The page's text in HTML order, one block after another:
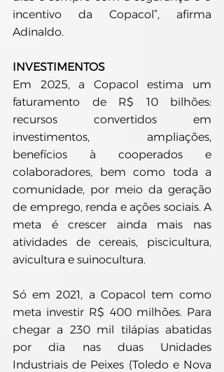
incentivo da Copacol”, afirma
Adinaldo.
INVESTIMENTOS
Em 2025, a Copacol estima um
faturamento de R$ 10 bilhões:
recursos convertidos em
investimentos, ampliações,
benefícios à cooperados e
colaboradores, bem como toda a
comunidade, por meio da geração
de emprego, renda e ações sociais. A
meta é crescer ainda mais nas
atividades de cereais, piscicultura,
avicultura e suinocultura.
Só em 2021, a Copacol tem como
meta investir R$ 400 milhões. Para
chegar a 230 mil tilápias abatidas
por dia nas duas Unidades
Industriais de Peixes (Toledo e Nova